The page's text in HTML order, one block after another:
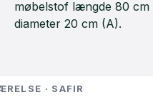
· SAFIR